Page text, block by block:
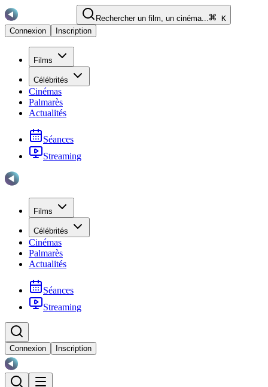
Rechercher un film, un cinéma...
K
Connexion
Inscription
Films
Célébrités
Cinémas
Palmarès
Actualités
Séances
Streaming
Films
Célébrités
Cinémas
Palmarès
Actualités
Séances
Streaming
Connexion Inscription